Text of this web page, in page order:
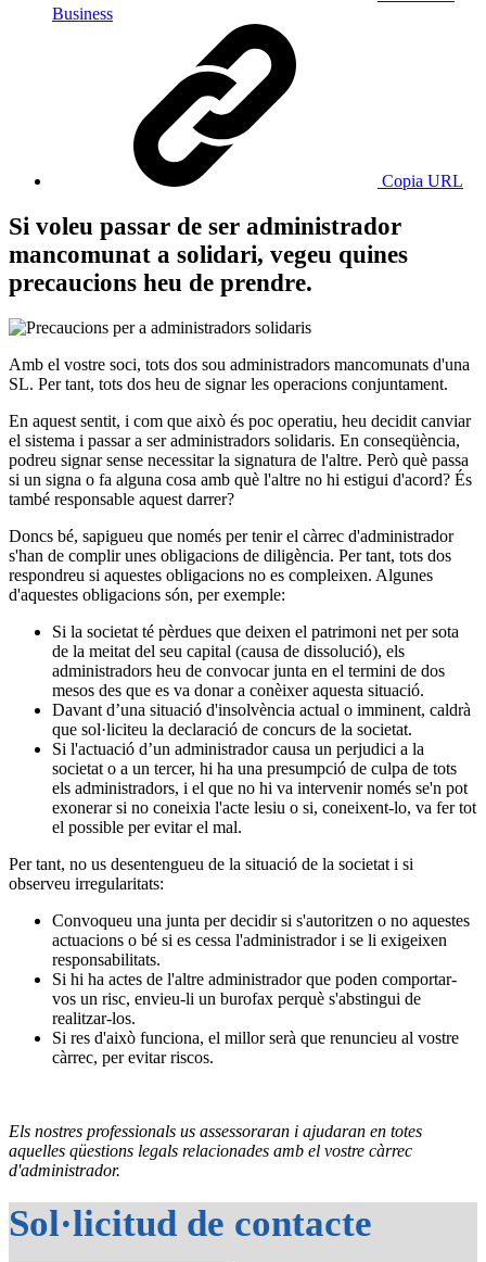
Business
Copia URL
Si voleu passar de ser administrador
mancomunat a solidari, vegeu quines
precaucions heu de prendre.
Amb el vostre soci, tots dos sou administradors mancomunats d'una
SL. Per tant, tots dos heu de signar les operacions conjuntament.
En aquest sentit, i com que això és poc operatiu, heu decidit canviar
el sistema i passar a ser administradors solidaris. En conseqüència,
podreu signar sense necessitar la signatura de l'altre. Però què passa
si un signa o fa alguna cosa amb què l'altre no hi estigui d'acord? És
també responsable aquest darrer?
Doncs bé, sapigueu que només per tenir el càrrec d'administrador
s'han de complir unes obligacions de diligència. Per tant, tots dos
respondreu si aquestes obligacions no es compleixen. Algunes
d'aquestes obligacions són, per exemple:
Si la societat té pèrdues que deixen el patrimoni net per sota
de la meitat del seu capital (causa de dissolució), els
administradors heu de convocar junta en el termini de dos
mesos des que es va donar a conèixer aquesta situació.
Davant d’una situació d'insolvència actual o imminent, caldrà
que sol·liciteu la declaració de concurs de la societat.
Si l'actuació d’un administrador causa un perjudici a la
societat o a un tercer, hi ha una presumpció de culpa de tots
els administradors, i el que no hi va intervenir només se'n pot
exonerar si no coneixia l'acte lesiu o si, coneixent-lo, va fer tot
el possible per evitar el mal.
Per tant, no us desentengueu de la situació de la societat i si
observeu irregularitats:
Convoqueu una junta per decidir si s'autoritzen o no aquestes
actuacions o bé si es cessa l'administrador i se li exigeixen
responsabilitats.
Si hi ha actes de l'altre administrador que poden comportar-
vos un risc, envieu-li un burofax perquè s'abstingui de
realitzar-los.
Si res d'això funciona, el millor serà que renuncieu al vostre
càrrec, per evitar riscos.
Els nostres professionals us assessoraran i ajudaran en totes
aquelles qüestions legals relacionades amb el vostre càrrec
d'administrador.
Sol·licitud de contacte